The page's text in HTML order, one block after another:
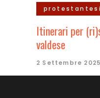
Itinerari per
valdese
2 Settembre 2025